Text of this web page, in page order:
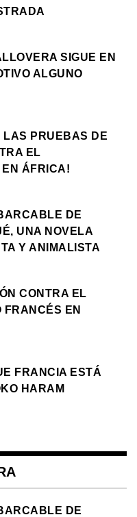
SIGUE EN
ALGUNO
LAS PRUEBAS DE
EL
ÁFRICA!
DE
UNA NOVELA
Y ANIMALISTA
CONTRA EL
FRANCÉS EN
FRANCIA ESTÁ
HARAM
DE